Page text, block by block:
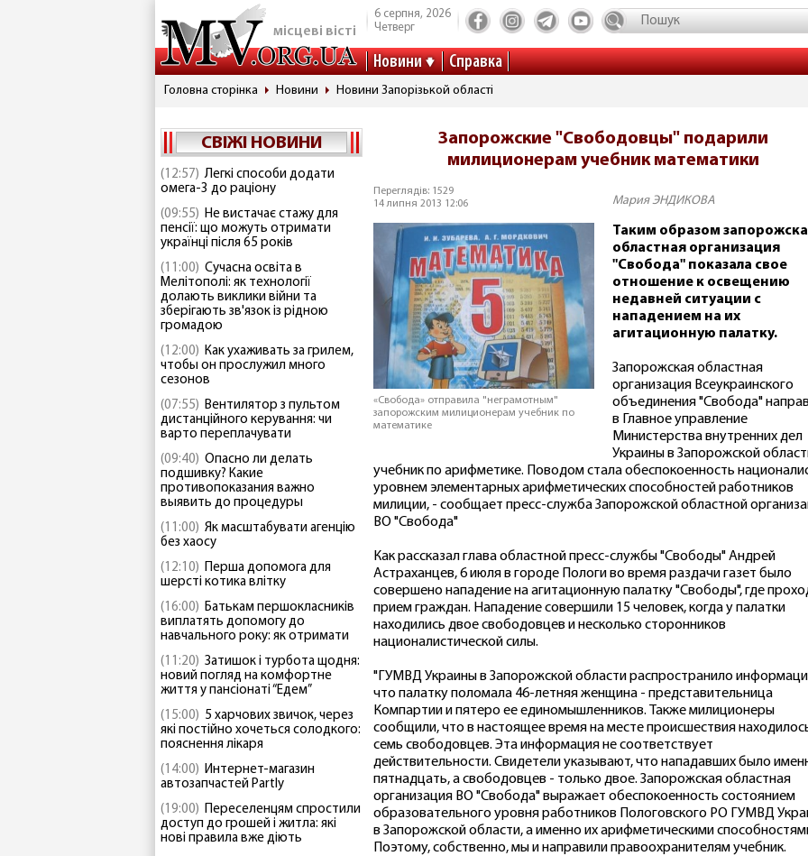
місцеві вісті
6 серпня, 2026
Четверг
Новини Справка
Головна сторінка Новини Новини Запорізькой області
СВІЖІ НОВИНИ
(12:57) Легкі способи додати
омега-3 до раціону
(09:55) Не вистачає стажу для
пенсії: що можуть отримати
українці після 65 років
(11:00) Сучасна освіта в
Мелітополі: як технології
долають виклики війни та
зберігають зв'язок із рідною
громадою
(12:00) Как ухаживать за грилем,
чтобы он прослужил много
сезонов
(07:55) Вентилятор з пультом
дистанційного керування: чи
варто переплачувати
(09:40) Опасно ли делать
подшивку? Какие
противопоказания важно
выявить до процедуры
(11:00) Як масштабувати агенцію
без хаосу
(12:10) Перша допомога для
шерсті котика влітку
(16:00) Батькам першокласників
виплатять допомогу до
навчального року: як отримати
(11:20) Затишок і турбота щодня:
новий погляд на комфортне
життя у пансіонаті “Едем”
(15:00) 5 харчових звичок, через
які постійно хочеться солодкого:
пояснення лікаря
(14:00) Интернет-магазин
автозапчастей Partly
(19:00) Переселенцям спростили
доступ до грошей і житла: які
нові правила вже діють
Запорожские "Свободовцы" подарили
милиционерам учебник математики
Переглядів: 1529
14 липня 2013 12:06
Мария ЭНДИКОВА
«Свобода» отправила "неграмотным"
запорожским милиционерам учебник по
математике
Таким образом
областная организация
"Свобода" показала свое
отношение к освещению
недавней ситуации с
нападением на их
агитационную палатку.
Запорожская областная
организация Всеукраинского
объединения "Свобода"
в Главное управление
Министерства внутренних дел
Украины в Запорожской
учебник по арифметике. Поводом стала обеспокоенность
уровнем элементарных арифметических способностей работников
милиции, - сообщает пресс-служба Запорожской областной
ВО "Свобода"
Как рассказал глава областной пресс-службы "Свободы" Андрей
Астраханцев, 6 июля в городе Пологи во время раздачи газет было
совершено нападение на агитационную палатку "Свободы", где
прием граждан. Нападение совершили 15 человек, когда у палатки
находились двое свободовцев и несколько сторонников
националистической силы.
"ГУМВД Украины в Запорожской области распространило
что палатку поломала 46-летняя женщина - представительница
Компартии и пятеро ее единомышленников. Также милиционеры
сообщили, что в настоящее время на месте происшествия
семь свободовцев. Эта информация не соответствует
действительности. Свидетели указывают, что нападавших было
пятнадцать, а свободовцев - только двое. Запорожская областная
организация ВО "Свобода" выражает обеспокоенность состоянием
образовательного уровня работников Пологовского РО ГУМВД
в Запорожской области, а именно их арифметическими
Поэтому, собственно, мы и направили правоохранителям учебник.